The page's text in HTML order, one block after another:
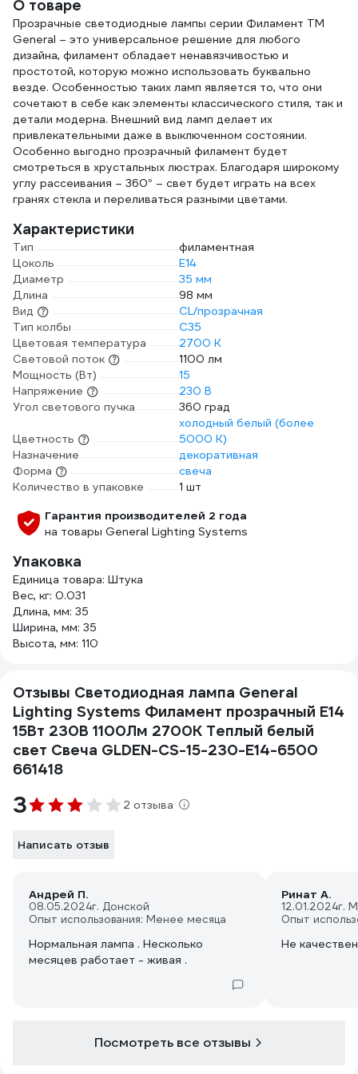
О товаре
Прозрачные светодиодные лампы серии Филамент TM
General – это универсальное решение для любого
дизайна, филамент обладает ненавязчивостью и
простотой, которую можно использовать буквально
везде. Особенностью таких ламп является то, что они
сочетают в себе как элементы классического стиля, так и
детали модерна. Внешний вид ламп делает их
привлекательными даже в выключенном состоянии.
Особенно выгодно прозрачный филамент будет
смотреться в хрустальных люстрах. Благодаря широкому
углу рассеивания – 360° – свет будет играть на всех
гранях стекла и переливаться разными цветами.
Характеристики
Тип
филаментная
Цоколь
E14
Диаметр
35 мм
Длина
98 мм
Вид
CL/прозрачная
Тип колбы
C35
Цветовая температура
2700 К
Световой поток
1100 лм
Мощность (Вт)
15
Напряжение
230 В
Угол светового пучка
360 град
Цветность
холодный белый (более
5000 К)
Назначение
декоративная
Форма
свеча
Количество в упаковке
1 шт
Гарантия производителей 2 года
на товары General Lighting Systems
Упаковка
Единица товара: Штука
Вес, кг: 0.031
Длина, мм: 35
Ширина, мм: 35
Высота, мм: 110
Отзывы Светодиодная лампа General
Lighting Systems Филамент прозрачный E14
15Вт 230В 1100Лм 2700К Теплый белый
свет Свеча GLDEN-CS-15-230-E14-6500
661418
3 2 отзыва
Написать отзыв
Андрей П.
08.05.2024г. Донской
Опыт использования: Менее месяца
Нормальная лампа . Несколько
месяцев работает - живая .
Ринат А.
12.01.2024г.
Опыт
Не
Посмотреть все отзывы